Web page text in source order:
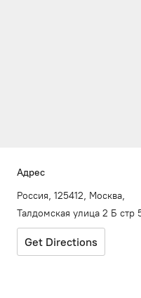
Адрес
Россия, 125412, Москва,
Талдомская улица 2 Б стр
Get Directions